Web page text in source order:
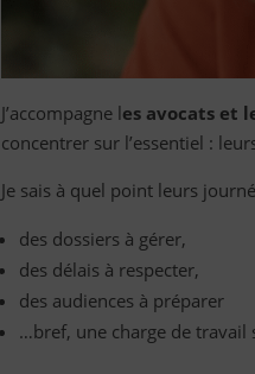
J’accompagne les avocats et
concentrer sur l’essentiel :
Je sais à quel point leurs
des dossiers à gérer,
des délais à respecter,
des audiences à préparer
…bref, une charge de travail